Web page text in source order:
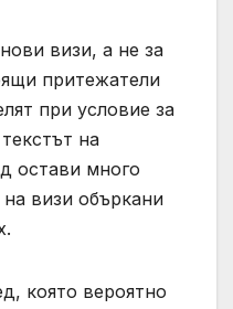
визи, а не за
притежатели
при условие за
на
остави много
визи объркани
която вероятно